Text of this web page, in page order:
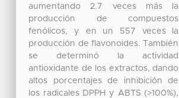
aumentando 2.7 veces más la
producción de compuestos
fenólicos, y en un 557 veces la
producción de flavonoides. También
se determinó la actividad
antioxidante de los extractos, dando
altos porcentajes de inhibición de
los radicales DPPH y ABTS (>100%),